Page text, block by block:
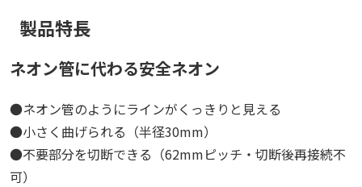
製品特長
ネオン管に代わる安全ネオン
●ネオン管のようにラインがくっきりと見える
●小さく曲げられる（半径30mm）
●不要部分を切断できる（62mmピッチ・切断後再接続不
可）